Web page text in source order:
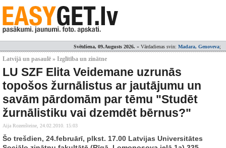
Svētdiena, 09.Augusts 2026. » Vārdadienas svin: Madara, Genoveva;
Latvijā un pasaulē » Izglītība un zinātne
LU SZF Elita Veidemane uzrunās
topošos žurnālistus ar jautājumu un
savām pārdomām par tēmu "Studēt
žurnālistiku vai dzemdēt bērnus?"
Aija Rozenšteine, 24.02.2010. 15:03
Šo trešdien, 24.februārī, plkst. 17.00 Latvijas Universitātes